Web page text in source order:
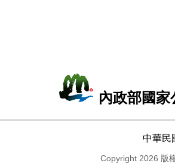
內政部國
中華民
Copyright 2026 版